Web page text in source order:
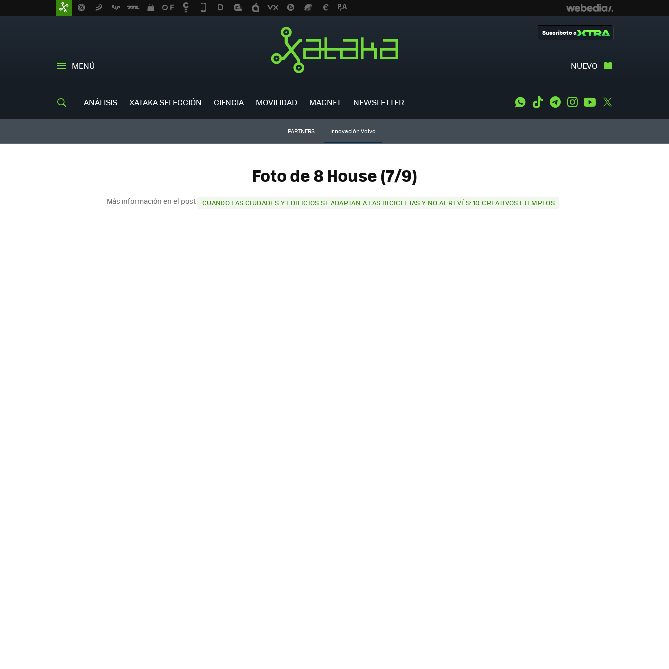
MENÚ NUEVO
Suscríbete a
ANÁLISIS XATAKA SELECCIÓN CIENCIA MOVILIDAD MAGNET NEWSLETTER WhatsApp
Tiktok TelegramInstagramYoutube
PARTNERS Innovación Volvo
Foto de 8 House (7/9)
Más información en el post CUANDO LAS CIUDADES Y EDIFICIOS SE ADAPTAN A LAS BICICLETAS Y NO AL REVÉS: 10 CREATIVOS EJEMPLOS